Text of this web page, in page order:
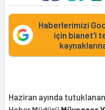
Haberlerimizi
için bianet'i
Haziran ayında